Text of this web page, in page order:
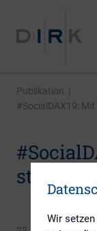
Publikation |
#SocialDAX19:
statt
Wir